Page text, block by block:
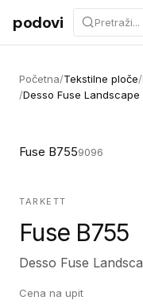
Preskoči na sadržaj
podovi
Početna/Tekstilne ploče/
/Desso Fuse Landscape
Fuse B7559096
TARKETT
Fuse B755
Desso Fuse
Cena na upit